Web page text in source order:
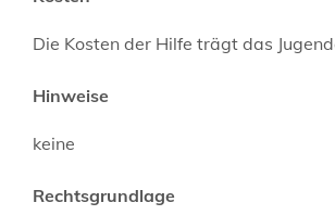
Die Kosten der Hilfe trägt das
Hinweise
keine
Rechtsgrundlage